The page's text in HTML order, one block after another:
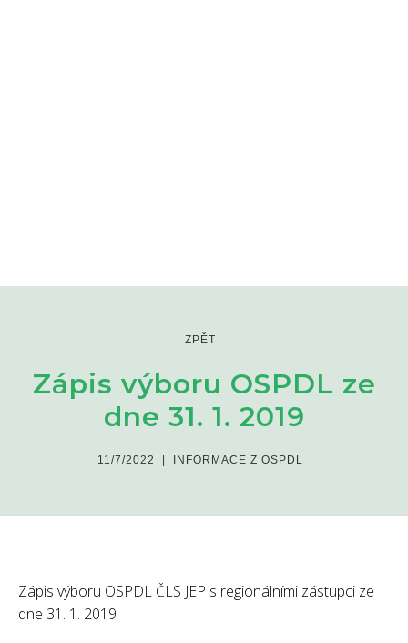
ZPĚT
Zápis výboru OSPDL ze
dne 31. 1. 2019
11/7/2022 | INFORMACE Z OSPDL
Zápis výboru OSPDL ČLS JEP s regionálními zástupci ze
dne 31. 1. 2019